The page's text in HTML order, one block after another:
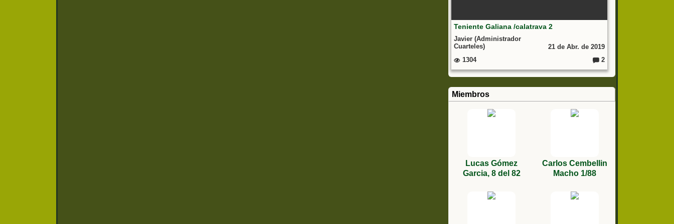
Teniente Galiana /calatrava 2
Javier (Administrador
Cuarteles)
21 de Abr. de 2019
1304
o
m
io
2
Miembros
Lucas Gómez
Garcia, 8 del 82
Carlos Cembellin
Macho 1/88